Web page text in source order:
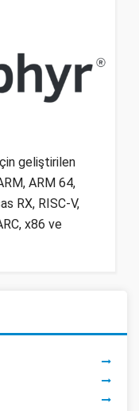
geliştirilen
ARM 64,
RX, RISC-V,
x86 ve